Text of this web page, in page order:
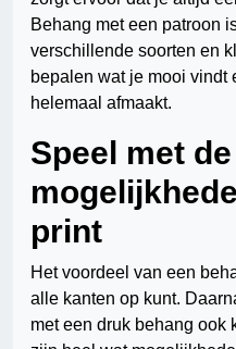
Behang met een patroon
verschillende soorten en
bepalen wat je mooi vindt
helemaal afmaakt.
Speel met de
print
Het voordeel van een
alle kanten op kunt.
met een druk behang ook